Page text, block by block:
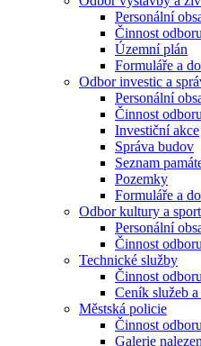
Personální
Činnost
Územní plán
Formuláře a
Odbor investic a
Personální
Činnost odboru
Investiční akce
Správa budov
Seznam
Pozemky
Formuláře a
Odbor kultury a
Personální
Činnost
Technické služby
Činnost odboru
Ceník služeb
Městská policie
Činnost odboru
Galerie